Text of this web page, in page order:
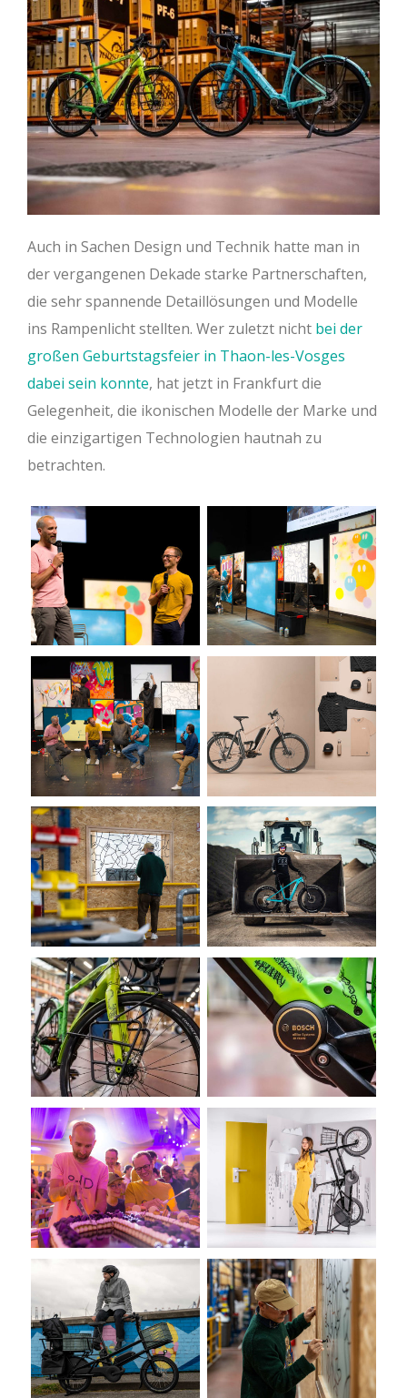
Auch in Sachen Design und Technik hatte man in
der vergangenen Dekade starke Partnerschaften,
die sehr spannende Detaillösungen und Modelle
ins Rampenlicht stellten. Wer zuletzt nicht bei der
großen Geburtstagsfeier in Thaon-les-Vosges
dabei sein konnte, hat jetzt in Frankfurt die
Gelegenheit, die ikonischen Modelle der Marke und
die einzigartigen Technologien hautnah zu
betrachten.